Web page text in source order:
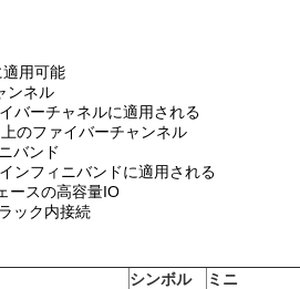
用可能
ンネル
バーチャネルに適用される
のファイバーチャンネル
バンド
ンフィニバンドに適用される
ースの高容量IO
ック内接続
シンボル ミニ